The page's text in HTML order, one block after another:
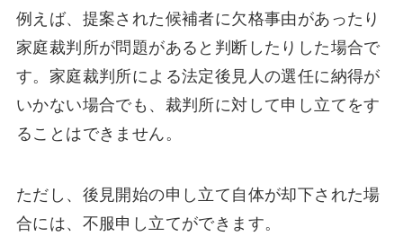
例えば、提案された候補者に欠格事由があったり
家庭裁判所が問題があると判断したりした場合で
す。家庭裁判所による法定後見人の選任に納得が
いかない場合でも、裁判所に対して申し立てをす
ることはできません。
ただし、後見開始の申し立て自体が却下された場
合には、不服申し立てができます。